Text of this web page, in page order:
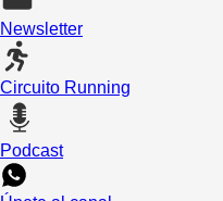
Newsletter
Circuito Running
Podcast